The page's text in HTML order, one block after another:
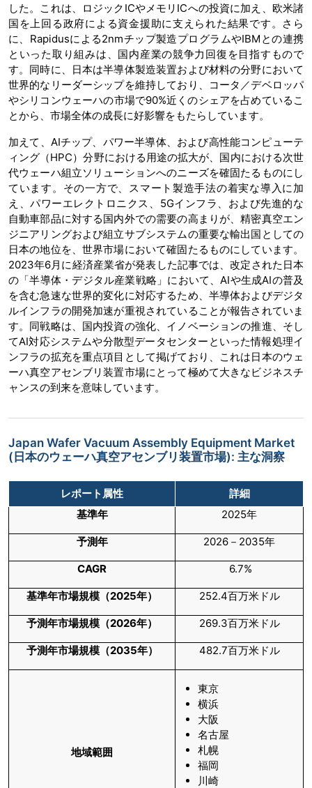
した。これは、ロジックICやメモリICへの投資に加え、欧米諸
国を上回る政府による資金援助に支えられた結果です。さら
に、Rapidusによる2nmチップ製造プログラムやIBMとの連携
といった取り組みは、国内産業の競争力回復を目指すもので
す。同時に、日本は半導体製造装置および材料の分野において
世界的なリーダーシップを維持しており、コータ／デベロッパ
やシリコンウェーハの市場で90%近くのシェアを占めているこ
とから、市場全体の成長に好影響をもたらしています。
加えて、AIチップ、パワー半導体、および高性能コンピューテ
ィング（HPC）分野における用途の拡大が、国内における次世
代ウェーハ組立ソリューションへのニーズを確固たるものにし
ています。その一方で、スマート製造手法の着実な導入に加
え、パワーエレクトロニクス、5Gインフラ、および先進的な
自動車部品に対する国内外での需要の高まりが、精密真空エン
ジニアリングおよび組立サブシステムの重要な輸出国としての
日本の地位を、世界市場において確固たるものにしています。
2023年6月に経済産業省が発表した記事では、改定された日本
の「半導体・デジタル産業戦略」において、AIや生成AIの普及
を含む急速な世界的変化に対応するため、半導体およびデジタ
ルインフラの開発加速が重視されていることが報告されていま
す。同戦略は、国内投資の強化、イノベーションの推進、そし
てAI対応システムや分散型データセンターといった情報処理イ
ンフラの拡充を重点項目として掲げており、これは日本のウェ
ーハ真空アセンブリ装置市場にとって極めて大きなビジネスチ
ャンスの到来を意味しています。
Japan Wafer Vacuum Assembly Equipment Market
(日本のウェーハ真空アセンブリ装置市場): 主な洞察
レポート属性
詳細
基準年
2025年
予測年 2026－2035年
CAGR 6.7%
基準年市場規模（2025年） 252.4百万米ドル
予測年市場規模（2026年） 269.3百万米ドル
予測年市場規模（2035年） 482.7百万米ドル
地域範囲
東京
横浜
大阪
名古屋
札幌
福岡
川崎